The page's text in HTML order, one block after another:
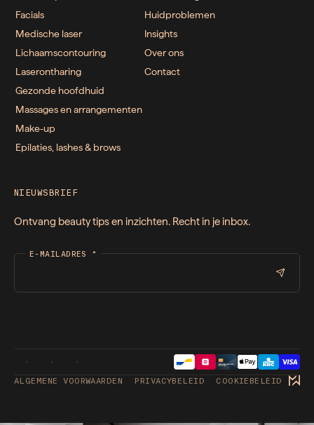
Facials
Medische laser
Lichaamscontouring
Laserontharing
Gezonde hoofdhuid
Massages en arrangementen
Make-up
Epilaties, lashes & brows
Huidproblemen
Insights
Over ons
Contact
NIEUWSBRIEF
Ontvang beauty tips en inzichten. Recht in je inbox.
E-MAILADRES *
ALGEMENE VOORWAARDEN PRIVACYBELEID COOKIEBELEID